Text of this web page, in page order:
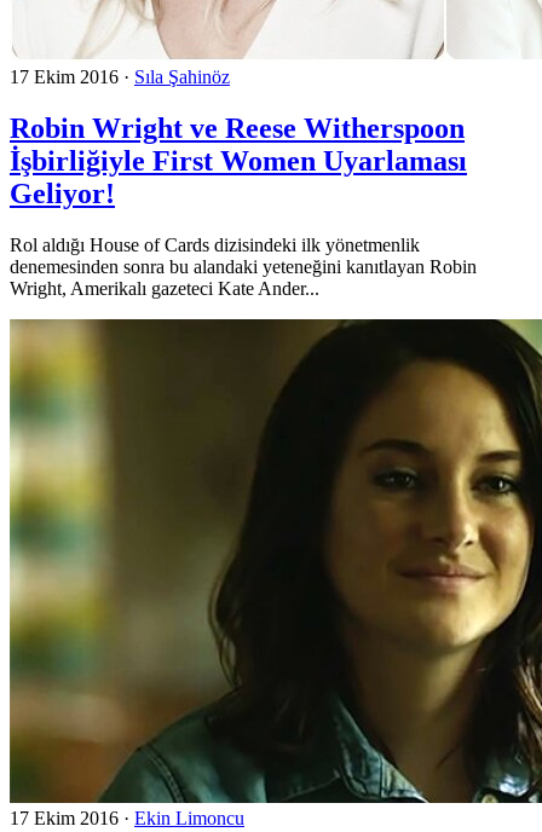
17 Ekim 2016 · Sıla Şahinöz
Robin Wright ve Reese Witherspoon
İşbirliğiyle First Women Uyarlaması
Geliyor!
Rol aldığı House of Cards dizisindeki ilk yönetmenlik
denemesinden sonra bu alandaki yeteneğini kanıtlayan Robin
Wright, Amerikalı gazeteci Kate Ander...
17 Ekim 2016 · Ekin Limoncu